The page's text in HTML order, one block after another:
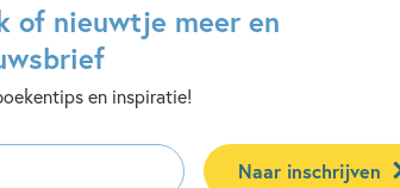
of nieuwtje meer en
en inspiratie!
Naar inschrijven